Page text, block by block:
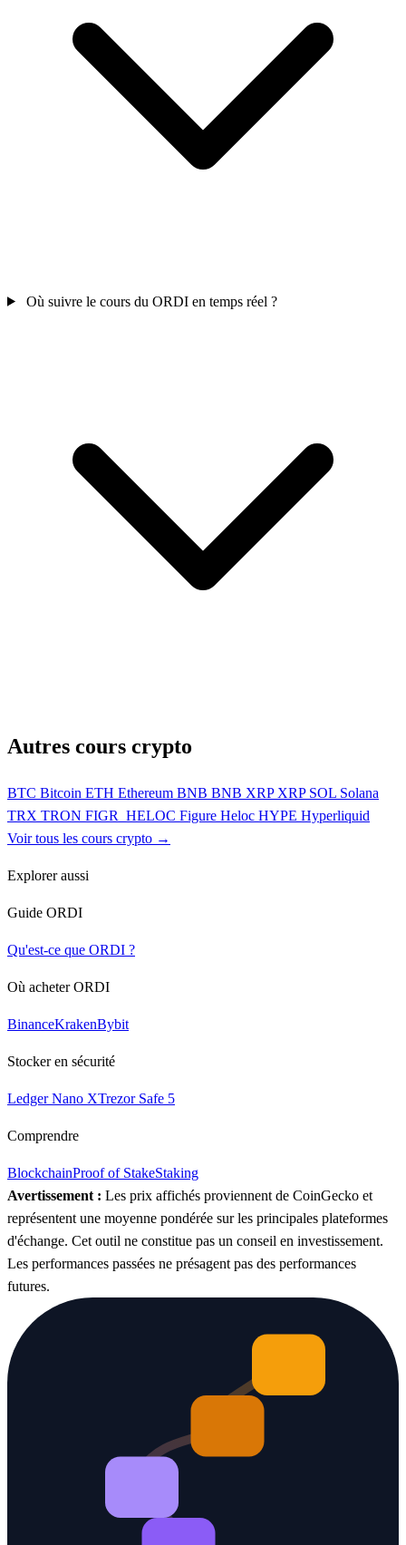
Où suivre le cours du ORDI en temps réel ?
Autres cours crypto
BTC Bitcoin ETH Ethereum BNB BNB XRP XRP SOL Solana
TRX TRON FIGR_HELOC Figure Heloc HYPE Hyperliquid
Voir tous les cours crypto →
Explorer aussi
Guide ORDI
Qu'est-ce que ORDI ?
Où acheter ORDI
BinanceKrakenBybit
Stocker en sécurité
Ledger Nano XTrezor Safe 5
Comprendre
BlockchainProof of StakeStaking
Avertissement : Les prix affichés proviennent de CoinGecko et
représentent une moyenne pondérée sur les principales plateformes
d'échange. Cet outil ne constitue pas un conseil en investissement.
Les performances passées ne présagent pas des performances
futures.